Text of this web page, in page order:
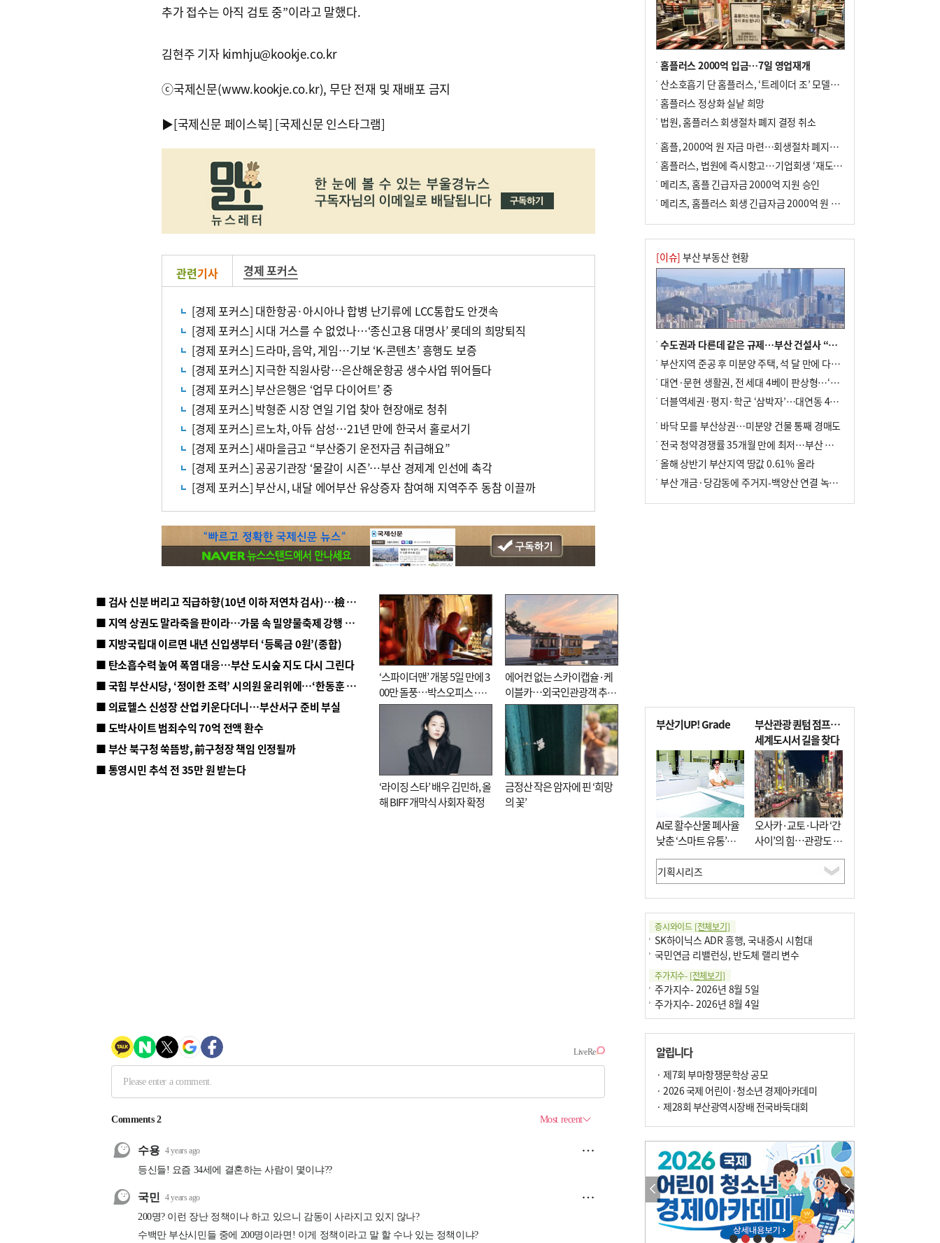
추가 접수는 아직 검토 중”이라고 말했다.
김현주 기자 kimhju@kookje.co.kr
ⓒ국제신문(www.kookje.co.kr), 무단 전재 및 재배포 금지
▶[국제신문 페이스북] [국제신문 인스타그램]
관련기사 경제 포커스
[경제 포커스] 대한항공·아시아나 합병 난기류에 LCC통합도 안갯속
[경제 포커스] 시대 거스를 수 없었나…‘종신고용 대명사’ 롯데의 희망퇴직
[경제 포커스] 드라마, 음악, 게임…기보 ‘K-콘텐츠’ 흥행도 보증
[경제 포커스] 지극한 직원사랑…은산해운항공 생수사업 뛰어들다
[경제 포커스] 부산은행은 ‘업무 다이어트’ 중
[경제 포커스] 박형준 시장 연일 기업 찾아 현장애로 청취
[경제 포커스] 르노차, 아듀 삼성…21년 만에 한국서 홀로서기
[경제 포커스] 새마을금고 “부산중기 운전자금 취급해요”
[경제 포커스] 공공기관장 ‘물갈이 시즌’…부산 경제계 인선에 촉각
[경제 포커스] 부산시, 내달 에어부산 유상증자 참여해 지역주주 동참 이끌까
■ 검사 신분 버리고 직급하향(10년 이하 저연차 검사)…檢 중수청행 기피
■ 지역 상권도 말라죽을 판이라…가뭄 속 밀양물축제 강행 논란
■ 지방국립대 이르면 내년 신입생부터 ‘등록금 0원’(종합)
■ 탄소흡수력 높여 폭염 대응…부산 도시숲 지도 다시 그린다
■ 국힘 부산시당, ‘정이한 조력’ 시의원 윤리위에…‘한동훈 지지’도 신고접수
■ 의료헬스 신성장 산업 키운다더니…부산서구 준비 부실
■ 도박사이트 범죄수익 70억 전액 환수
■ 부산 북구청 쑥뜸방, 前구청장 책임 인정될까
■ 통영시민 추석 전 35만 원 받는다
‘스파이더맨’ 개봉 5일 만에 3
00만 돌풍…박스오피스·예
매율 동시 1위
에어컨 없는 스카이캡슐·케
이블카…외국인관광객 추억
대신 고역 될라
‘라이징 스타’ 배우 김민하, 올
해 BIFF 개막식 사회자 확정
금정산 작은 암자에 핀 ‘희망
의 꽃’
홈플러스 2000억 입금…7일 영업재개
산소호흡기 단 홈플러스, ‘트레이더 조’ 모델로 살아날까
홈플러스 정상화 실낱 희망
법원, 홈플러스 회생절차 폐지 결정 취소
홈플, 2000억 원 자금 마련…회생절차 폐지에 즉시항고(종합)
홈플러스, 법원에 즉시항고…기업회생 ‘재도전’
메리츠, 홈플 긴급자금 2000억 지원 승인
메리츠, 홈플러스 회생 긴급자금 2000억 원 지원 승인
[이슈] 부산 부동산 현황
수도권과 다른데 같은 규제…부산 건설사 “쓰러지기 직전”
부산지역 준공 후 미분양 주택, 석 달 만에 다시 3000가구 넘어서
대연·문현 생활권, 전 세대 4베이 판상형…‘더샵 트리센트’ 내달 분양
더블역세권·평지·학군 ‘삼박자’…대연동 42층 브랜드 단지
바닥 모를 부산상권…미분양 건물 통째 경매도
전국 청약경쟁률 35개월 만에 최저…부산 미분양 ‘적체’ 심화
올해 상반기 부산지역 땅값 0.61% 올라
부산 개금·당감동에 주거지-백양산 연결 녹지 조성
부산기UP! Grade
AI로 활수산물 폐사율
낮춘 ‘스마트 유통’…
사막·산악지대 수출
도전
부산관광 퀀텀 점프…
세계도시서 길을 찾다
오사카·교토·나라 ‘간
사이’의 힘…관광도 뭉
쳐야 흥한다
증시와이드 [전체보기]
SK하이닉스 ADR 흥행, 국내증시 시험대
국민연금 리밸런싱, 반도체 랠리 변수
주가지수- [전체보기]
주가지수- 2026년 8월 5일
주가지수- 2026년 8월 4일
알립니다
· 제7회 부마항쟁문학상 공모
· 2026 국제 어린이·청소년 경제아카데미
· 제28회 부산광역시장배 전국바둑대회